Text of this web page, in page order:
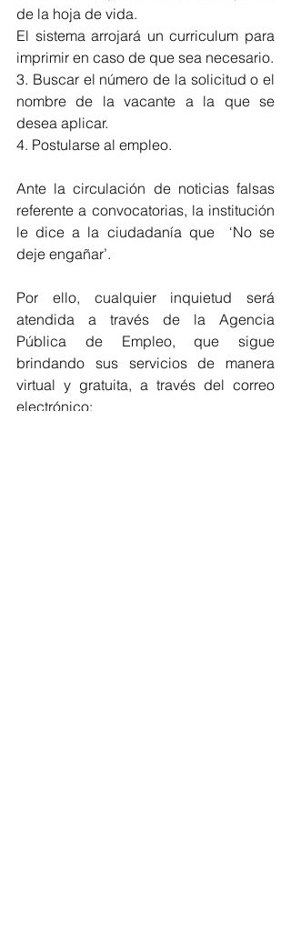
de la hoja de vida.
El sistema arrojará un curriculum para
imprimir en caso de que sea necesario.
3. Buscar el número de la solicitud o el
nombre de la vacante a la que se
desea aplicar.
4. Postularse al empleo.
Ante la circulación de noticias falsas
referente a convocatorias, la institución
le dice a la ciudadanía que  ‘No se
deje engañar’.
Por ello, cualquier inquietud será
atendida a través de la Agencia
Pública de Empleo, que sigue
brindando sus servicios de manera
virtual y gratuita, a través del correo